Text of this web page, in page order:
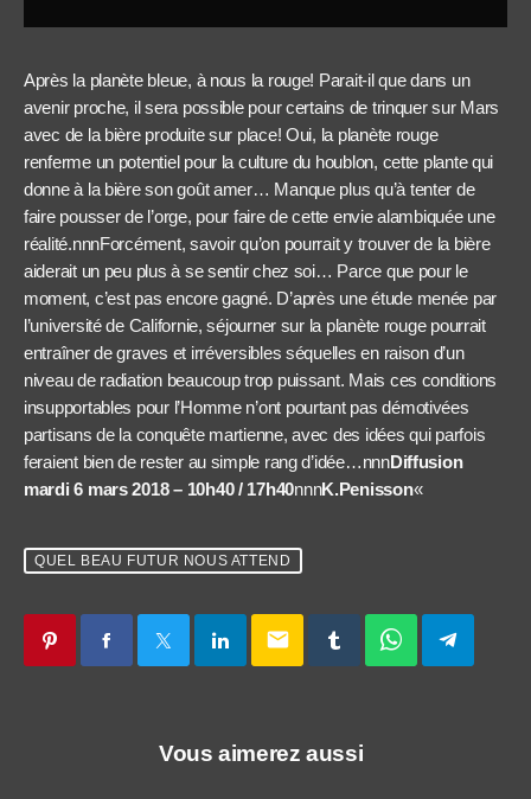
Après la planète bleue, à nous la rouge! Parait-il que dans un
avenir proche, il sera possible pour certains de trinquer sur Mars
avec de la bière produite sur place! Oui, la planète rouge
renferme un potentiel pour la culture du houblon, cette plante qui
donne à la bière son goût amer… Manque plus qu’à tenter de
faire pousser de l’orge, pour faire de cette envie alambiquée une
réalité.nnnForcément, savoir qu’on pourrait y trouver de la bière
aiderait un peu plus à se sentir chez soi… Parce que pour le
moment, c’est pas encore gagné. D’après une étude menée par
l’université de Californie, séjourner sur la planète rouge pourrait
entraîner de graves et irréversibles séquelles en raison d’un
niveau de radiation beaucoup trop puissant. Mais ces conditions
insupportables pour l’Homme n’ont pourtant pas démotivées
partisans de la conquête martienne, avec des idées qui parfois
feraient bien de rester au simple rang d’idée…nnnDiffusion
mardi 6 mars 2018 – 10h40 / 17h40nnnK.Penisson«
QUEL BEAU FUTUR NOUS ATTEND
email
Vous aimerez aussi